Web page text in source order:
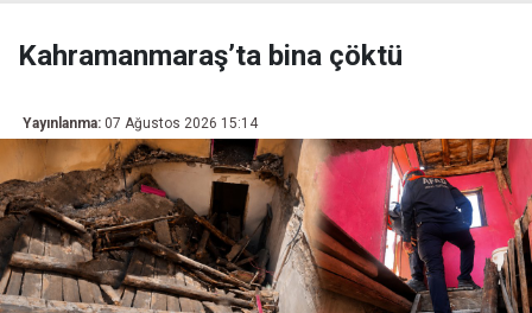
Kahramanmaraş’ta bina çöktü
Yayınlanma: 07 Ağustos 2026 15:14